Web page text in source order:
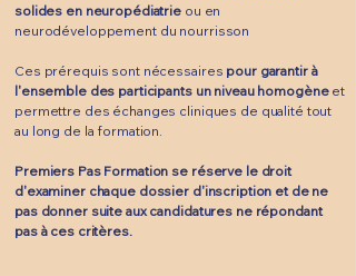
solides en neuropédiatrie ou en
neurodéveloppement du nourrisson
Ces prérequis sont nécessaires pour garantir à
l'ensemble des participants un niveau homogèneet
permettre des échanges cliniques de qualité tout
au long de la formation.
Premiers Pas Formation se réserve le droit
d'examiner chaque dossier d'inscription et de ne
pas donner suite aux candidatures ne répondant
pas à ces critères.